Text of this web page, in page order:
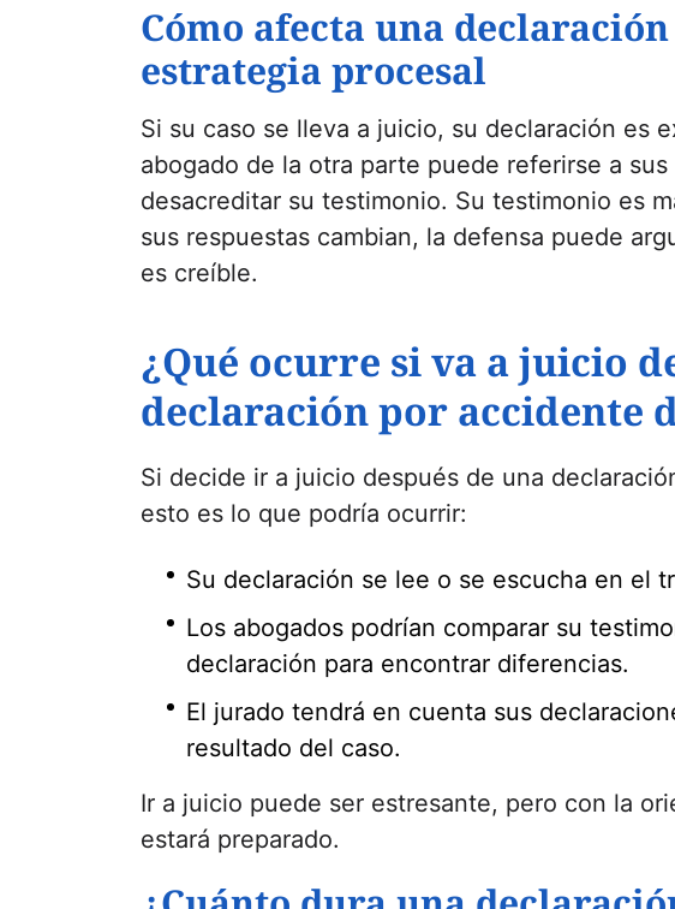
Cómo afecta una
estrategia procesal
Si su caso se lleva a juicio, su declaración es
abogado de la otra parte puede referirse a
desacreditar su testimonio. Su testimonio es
sus respuestas cambian, la defensa puede
es creíble.
¿Qué ocurre si va a juicio
declaración por accidente
Si decide ir a juicio después de una
esto es lo que podría ocurrir:
Su declaración se lee o se escucha en el
Los abogados podrían comparar su
declaración para encontrar diferencias.
El jurado tendrá en cuenta sus
resultado del caso.
Ir a juicio puede ser estresante, pero con la
estará preparado.